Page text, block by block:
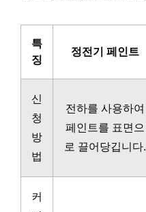
특
징
정전기 페인트
신
청
방
법
전하를 사용하여
페인트를 표면으
로 끌어당깁니다.
커